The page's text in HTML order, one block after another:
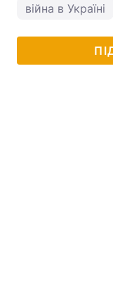
війна в Україні